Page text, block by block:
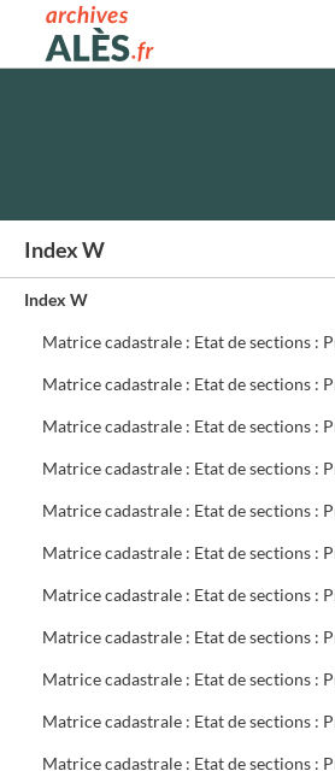
Archives municipales d'Alès
Index W
Index W